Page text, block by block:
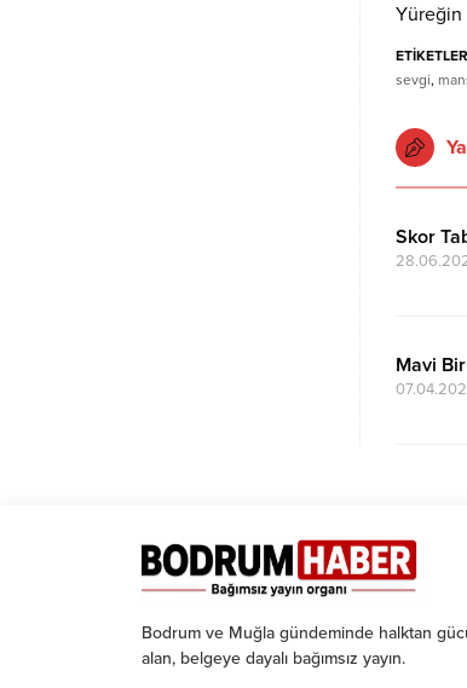
Yüreğin
sevgi,
Skor
Mavi
Bodrum ve Muğla gündeminde halktan
alan, belgeye dayalı bağımsız yayın.